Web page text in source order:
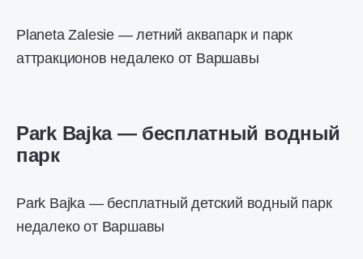
Planeta Zalesie — летний аквапарк и парк
аттракционов недалеко от Варшавы
Park Bajka — бесплатный водный
парк
Park Bajka — бесплатный детский водный парк
недалеко от Варшавы